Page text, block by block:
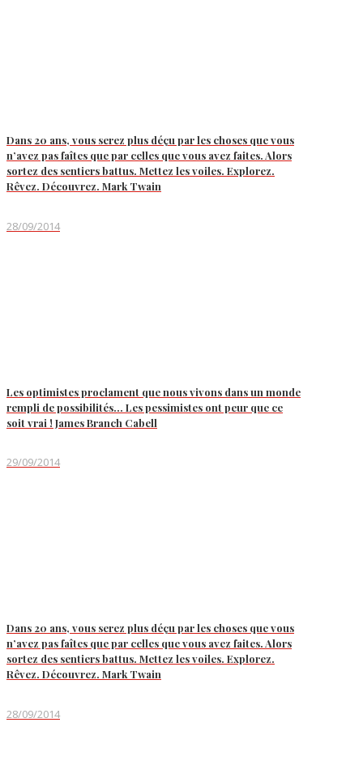
Dans 20 ans, vous serez plus déçu par les choses que vous
n’avez pas faîtes que par celles que vous avez faites. Alors
sortez des sentiers battus. Mettez les voiles. Explorez.
Rêvez. Découvrez. Mark Twain
28/09/2014
Les optimistes proclament que nous vivons dans un monde
rempli de possibilités… Les pessimistes ont peur que ce
soit vrai ! James Branch Cabell
29/09/2014
Dans 20 ans, vous serez plus déçu par les choses que vous
n’avez pas faîtes que par celles que vous avez faites. Alors
sortez des sentiers battus. Mettez les voiles. Explorez.
Rêvez. Découvrez. Mark Twain
28/09/2014